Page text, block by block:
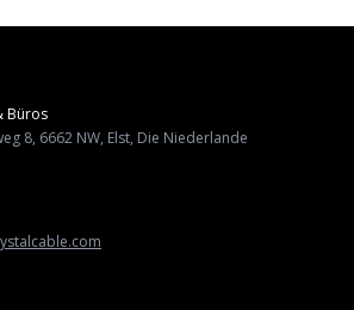
Büros
8, 6662 NW, Elst, Die Niederlande